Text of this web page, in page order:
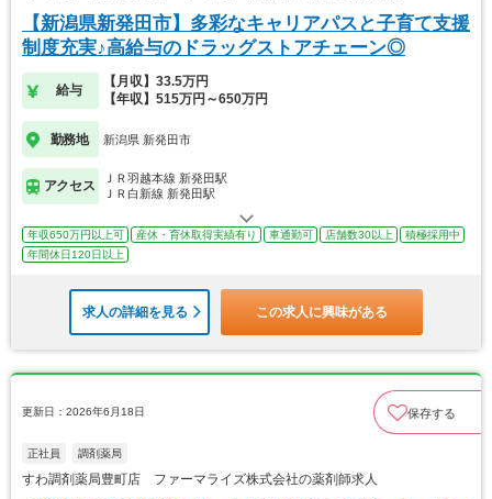
【新潟県新発田市】多彩なキャリアパスと子育て支援
制度充実♪高給与のドラッグストアチェーン◎
給与
【月収】33.5万円
【年収】515万円～650万円
勤務地 新潟県 新発田市
アクセス
ＪＲ羽越本線 新発田駅
ＪＲ白新線 新発田駅
年収650万円以上可 産休・育休取得実績有り 車通勤可 店舗数30以上
積極採用中
年間休日120日以上
求人の詳細を見る この求人に興味がある
更新日：2026年6月18日 保存する
正社員 調剤薬局
すわ調剤薬局豊町店 ファーマライズ株式会社の薬剤師求人